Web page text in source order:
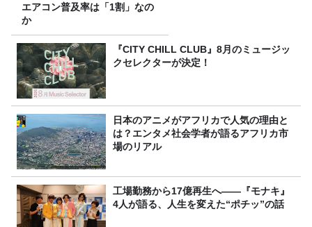
エアコン普及率は「1割」なの
か
『CITY CHILL CLUB』8月のミュージッ
クセレクターが決定！
日本のアニメがアフリカで人気の理由と
は？エンタメ社会学者が語るアフリカ市
場のリアル
工場勤務から17億再生へ——『モナキ』
4人が語る、人生を変えた“ポチッ”の話